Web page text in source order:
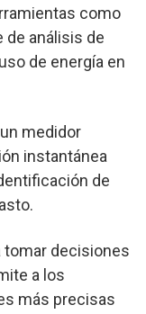
como
de análisis de
de energía en
medidor
instantánea
de
tomar decisiones
a los
más precisas